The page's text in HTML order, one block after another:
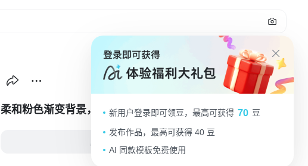
柔和粉色渐变背景，带有一圈圈扩散的粉质
创作 主视觉 新用户登录即可领豆，最高可获得 70 豆
发布作品，最高可获得 40 豆
AI 同款模板免费使用